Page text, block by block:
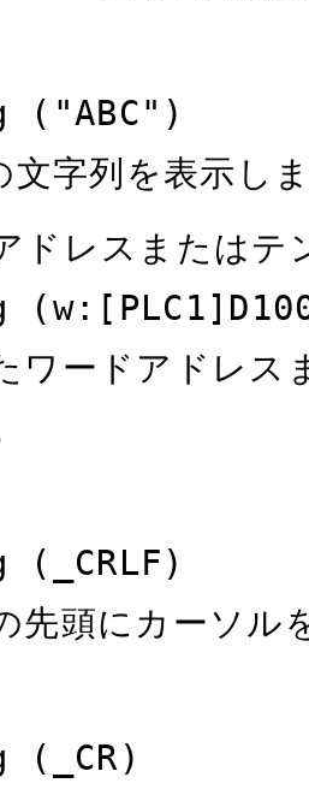
("ABC")
字列を表示し
ドレスまたはテ
ワードアドレス
(_CRLF)
先頭にカーソル
(_CR)